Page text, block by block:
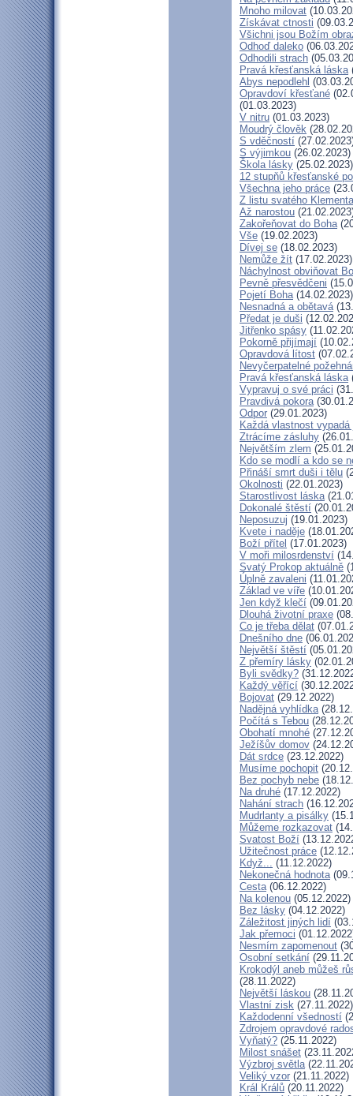
Mnoho milovat
Získávat ctnosti
Všichni jsou Božím
Odhoď daleko
Odhodili strach
Pravá křesťanská láska
Abys nepodlehl
Opravdoví křesťané
(01.03.2023)
V nitru (01.03.2023)
Moudrý člověk
S vděčností
S výjimkou (26.02.2023)
Škola lásky (25.02.2023)
12 stupňů křesťanské
Všechna jeho práce
Z listu svatého
Až narostou
Zakořeňovat do Boha
Vše (19.02.2023)
Dívej se (18.02.2023)
Nemůže žít (17.02.2023)
Náchylnost obviňovat
Pevně přesvědčeni
Pojetí Boha(14.02.2023)
Nesnadná a obětavá
Předat je duši
Jitřenko spásy
Pokorně přijímají
Opravdová lítost
Nevyčerpatelné
Pravá křesťanská láska
Vypravuj o své práci
Pravdivá pokora
Odpor (29.01.2023)
Každá vlastnost vypadá
Ztrácíme zásluhy
Největším zlem
Kdo se modlí a kdo se
Přináší smrt duši i tělu
Okolnosti (22.01.2023)
Starostlivost láska
Dokonalé štěstí
Neposuzuj (19.01.2023)
Kvete i naděje
Boží přítel (17.01.2023)
V moři milosrdenství
Svatý Prokop aktuálně
Úplně zavaleni
Základ ve víře
Jen když klečí
Dlouhá životní praxe
Co je třeba dělat
Dnešního dne
Největší štěstí
Z přemíry lásky
Byli svědky?
Každý věřící
Bojovat (29.12.2022)
Nadějná vyhlídka
Počítá s Tebou
Obohatí mnohé
Ježíšův domov
Dát srdce (23.12.2022)
Musíme pochopit
Bez pochyb nebe
Na druhé (17.12.2022)
Nahání strach
Mudrlanty a pisálky
Můžeme rozkazovat
Svatost Boží
Užitečnost práce
Když... (11.12.2022)
Nekonečná hodnota
Cesta(06.12.2022)
Na kolenou (05.12.2022)
Bez lásky (04.12.2022)
Záležitost jiných lidí
Jak přemoci
Nesmím zapomenout
Osobní setkání
Krokodýl aneb můžeš
(28.11.2022)
Největší láskou
Vlastní zisk (27.11.2022)
Každodenní všedností
Zdrojem opravdové
Vyňatý? (25.11.2022)
Milost snášet
Výzbroj světla
Veliký vzor (21.11.2022)
Král Králů (20.11.2022)